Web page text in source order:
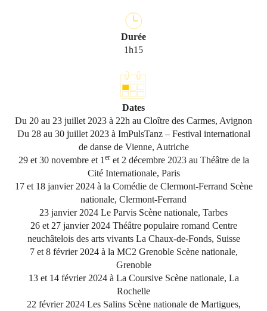
Durée
1h15
Dates
Du 20 au 23 juillet 2023 à 22h au Cloître des Carmes, Avignon
Du 28 au 30 juillet 2023 à ImPulsTanz – Festival international
de danse de Vienne, Autriche
29 et 30 novembre et 1 eret 2 décembre 2023 au Théâtre de la
Cité Internationale, Paris
17 et 18 janvier 2024 à la Comédie de Clermont-Ferrand Scène
nationale, Clermont-Ferrand
23 janvier 2024 Le Parvis Scène nationale, Tarbes
26 et 27 janvier 2024 Théâtre populaire romand Centre
neuchâtelois des arts vivants La Chaux-de-Fonds, Suisse
7 et 8 février 2024 à la MC2 Grenoble Scène nationale,
Grenoble
13 et 14 février 2024 à La Coursive Scène nationale, La
Rochelle
22 février 2024 Les Salins Scène nationale de Martigues,